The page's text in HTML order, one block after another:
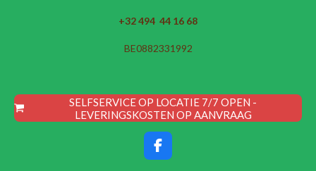
+32 494 44 16 68
BE0882331992
SELFSERVICE OP LOCATIE 7/7 OPEN -
LEVERINGSKOSTEN OP AANVRAAG
F
a